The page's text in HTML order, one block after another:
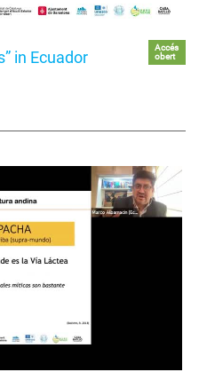
in Ecuador
Accés
obert